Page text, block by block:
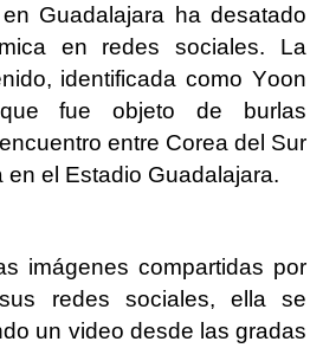
Guadalajara ha desatado
en redes sociales. La
identificada como Yoon
fue objeto de burlas
entre Corea del Sur
el Estadio Guadalajara.
imágenes compartidas por
redes sociales, ella se
un video desde las gradas